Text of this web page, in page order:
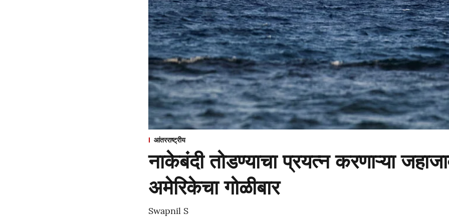
आंतरराष्ट्रीय
नाकेबंदी तोडण्याचा प्रयत्न करणाऱ्या
अमेरिकेचा गोळीबार
Swapnil S